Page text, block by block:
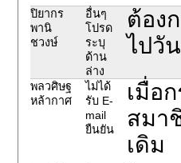
ปิยากร
พานิ
ชวงษ์
อื่นๆ
โปรด
ระบุ
ด้าน
ล่าง
ต้อง
ไปวั
พลวศิษฐ
หล้ากาศ
ไม่ได้
รับ E-
mail
ยืนยัน
เมื่อ
สมา
เดิม